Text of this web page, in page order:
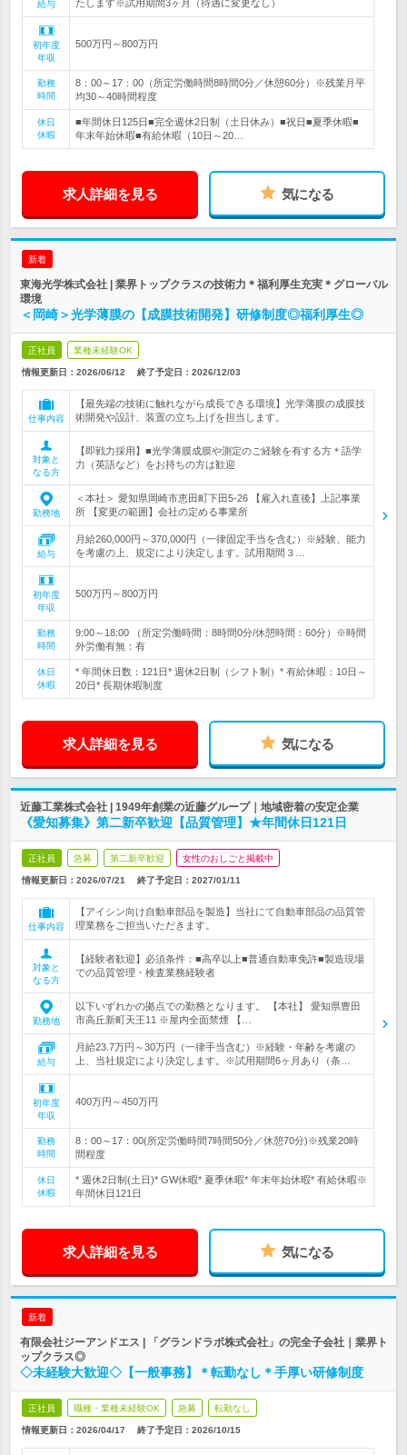
給与 たします※試用期間3ヶ月（待遇に変更なし）
初年度
年収
500万円～800万円
勤務
時間
8：00～17：00（所定労働時間8時間0分／休憩60分）※残業月平
均30～40時間程度
休日
休暇
■年間休日125日■完全週休2日制（土日休み）■祝日■夏季休暇■
年末年始休暇■有給休暇（10日～20…
求人詳細を見る 気になる
新着
東海光学株式会社 | 業界トップクラスの技術力＊福利厚生充実＊グローバル
環境
＜岡崎＞光学薄膜の【成膜技術開発】研修制度◎福利厚生◎
正社員 業種未経験OK
情報更新日：2026/06/12 終了予定日： 2026/12/03
仕事内容
【最先端の技術に触れながら成長できる環境】光学薄膜の成膜技
術開発や設計、装置の立ち上げを担当します。
対象と
なる方
【即戦力採用】■光学薄膜成膜や測定のご経験を有する方＊語学
力（英語など）をお持ちの方は歓迎
勤務地
＜本社＞ 愛知県岡崎市恵田町下田5-26 【雇入れ直後】上記事業
所 【変更の範囲】会社の定める事業所
給与
月給260,000円～370,000円（一律固定手当を含む）※経験、能力
を考慮の上、規定により決定します。試用期間３…
初年度
年収
500万円～800万円
勤務
時間
9:00～18:00 （所定労働時間：8時間0分/休憩時間：60分）※時間
外労働有無：有
休日
休暇
* 年間休日数：121日* 週休2日制（シフト制）* 有給休暇：10日～
20日* 長期休暇制度
求人詳細を見る 気になる
近藤工業株式会社 | 1949年創業の近藤グループ｜地域密着の安定企業
《愛知募集》第二新卒歓迎【品質管理】★年間休日121日
正社員 急募 第二新卒歓迎 女性のおしごと掲載中
情報更新日：2026/07/21 終了予定日： 2027/01/11
仕事内容
【アイシン向け自動車部品を製造】当社にて自動車部品の品質管
理業務をご担当いただきます。
対象と
なる方
【経験者歓迎】必須条件：■高卒以上■普通自動車免許■製造現場
での品質管理・検査業務経験者
勤務地
以下いずれかの拠点での勤務となります。 【本社】 愛知県豊田
市高丘新町天王11 ※屋内全面禁煙 【…
給与
月給23.7万円～30万円（一律手当含む）※経験・年齢を考慮の
上、当社規定により決定します。※試用期間6ヶ月あり（条…
初年度
年収
400万円～450万円
勤務
時間
8：00～17：00(所定労働時間7時間50分／休憩70分)※残業20時
間程度
休日
休暇
* 週休2日制(土日)* GW休暇* 夏季休暇* 年末年始休暇* 有給休暇※
年間休日121日
求人詳細を見る 気になる
新着
有限会社ジーアンドエス | 「グランドラボ株式会社」の完全子会社｜業界ト
ップクラス◎
◇未経験大歓迎◇【一般事務】＊転勤なし＊手厚い研修制度
正社員 職種・業種未経験OK 急募 転勤なし
情報更新日：2026/04/17 終了予定日： 2026/10/15